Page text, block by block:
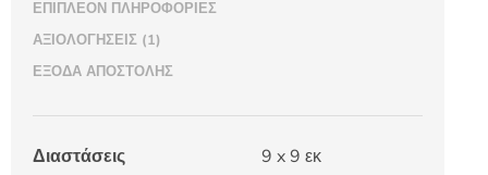
ΕΠΙΠΛΈΟΝ ΠΛΗΡΟΦΟΡΊΕΣ
ΑΞΙΟΛΟΓΉΣΕΙΣ (1)
ΈΞΟΔΑ ΑΠΟΣΤΟΛΉΣ
Διαστάσεις 9 x 9 εκ